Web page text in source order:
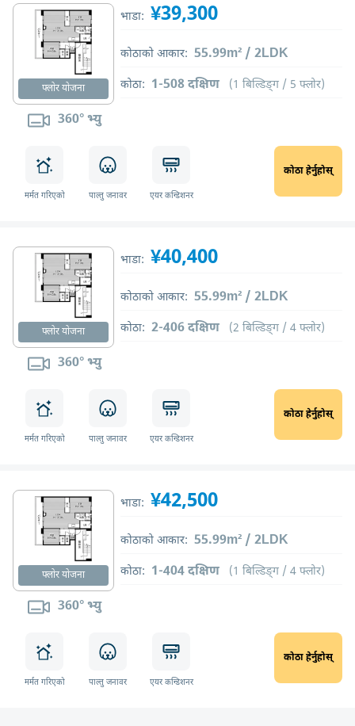
फ्लोर योजना
360° भ्यु
भाडा: ¥39,300
कोठाको आकार: 55.99m² / 2LDK
कोठा: 1-508 दक्षिण (1 बिल्डिङ्ग / 5 फ्लोर)
मर्मत गरिएको पाल्तु जनावर एयर कन्डिशनर
कोठा हेर्नुहोस्
फ्लोर योजना
360° भ्यु
भाडा: ¥40,400
कोठाको आकार: 55.99m² / 2LDK
कोठा: 2-406 दक्षिण (2 बिल्डिङ्ग / 4 फ्लोर)
मर्मत गरिएको पाल्तु जनावर एयर कन्डिशनर
कोठा हेर्नुहोस्
फ्लोर योजना
360° भ्यु
भाडा: ¥42,500
कोठाको आकार: 55.99m² / 2LDK
कोठा: 1-404 दक्षिण (1 बिल्डिङ्ग / 4 फ्लोर)
मर्मत गरिएको पाल्तु जनावर एयर कन्डिशनर
कोठा हेर्नुहोस्